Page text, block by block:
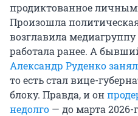
продиктованное
Произошла
возглавила медиагруппу
работала ранее. А
Александр Руденко
то есть стал вице-
блоку. Правда, и он
недолго — до марта 2026-